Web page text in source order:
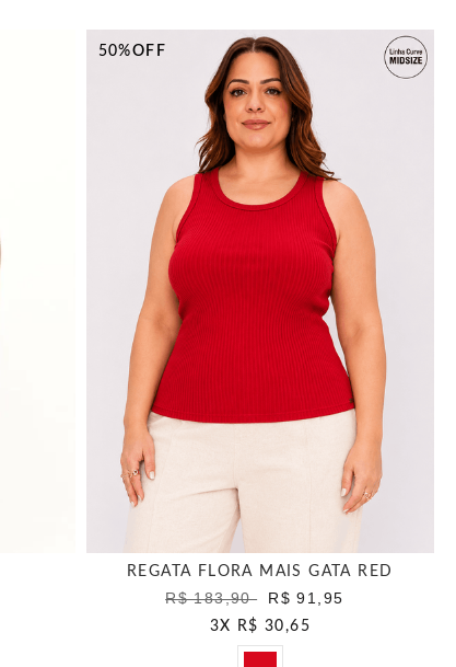
50%OFF
REGATA FLORA MAIS GATA RED
R$ 183,90 R$ 91,95
3X R$ 30,65